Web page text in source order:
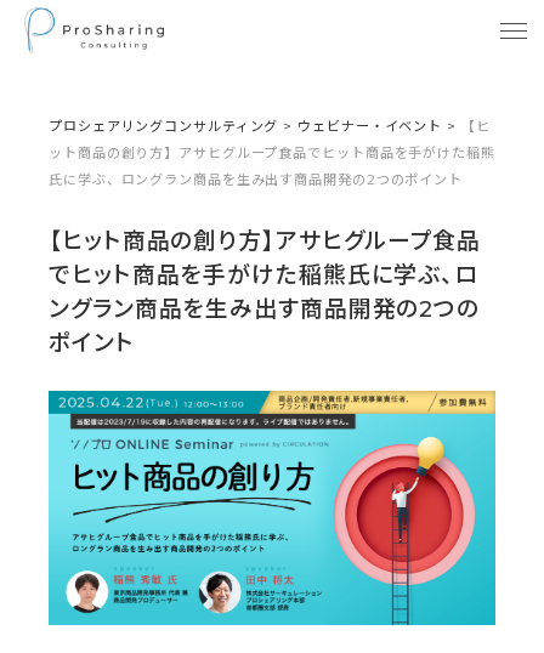
プロシェアリングコンサルティング > ウェビナー・イベント >
【ヒ
ット商品の創り方】アサヒグループ食品でヒット商品を手がけた稲熊
氏に学ぶ、ロングラン商品を生み出す商品開発の2つのポイント
【ヒット商品の創り方】アサヒグループ食品
でヒット商品を手がけた稲熊氏に学ぶ、ロ
ングラン商品を生み出す商品開発の2つの
ポイント